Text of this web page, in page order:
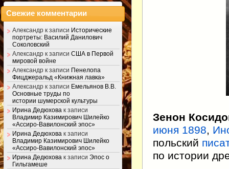
Зенон
июня 1898,
польский
по истории
Свежие комментарии
Александр к записи Исторические
портреты: Василий Данилович
Соколовский
Александр к записи США в Первой
мировой войне
Александр к записи Пенелопа
Фицджеральд «Книжная лавка»
Александр к записи Емельянов В.В.
Основные труды по
истории шумерской культуры
Ирина Дедюхова к записи
Владимир Казимирович Шилейко
«Ассиро-Вавилонский эпос»
Ирина Дедюхова к записи
Владимир Казимирович Шилейко
«Ассиро-Вавилонский эпос»
Ирина Дедюхова к записи Эпос о
Гильгамеше